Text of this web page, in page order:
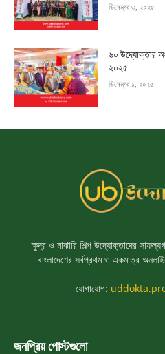
ডিসেম্বর ৩, ২০২৫
৬০ উদ্যোক্তার
২০২৫
ডিসেম্বর ১, ২০২৫
ক্ষুদ্র ও মাঝারি শিল্প উদ্যোক্তাদের
বাংলাদেশের সর্বপ্রথম ও একমাত্র
যোগাযোগ:
জনপ্রিয় পোস্টগুলো